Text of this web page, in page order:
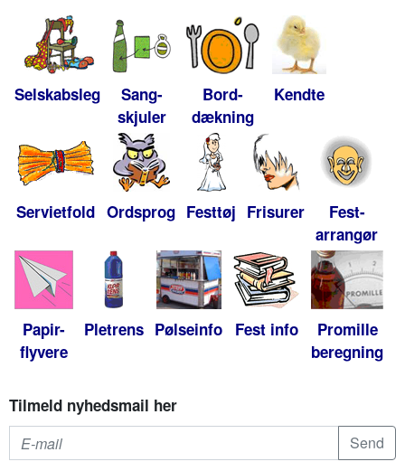
Selskabsleg
Sang-
skjuler
Bord-
dækning
Kendte
Servietfold Ordsprog Festtøj Frisurer
Fest-
arrangør
Papir-
flyvere
Pletrens Pølseinfo Fest info
Promille
beregning
Tilmeld nyhedsmail her